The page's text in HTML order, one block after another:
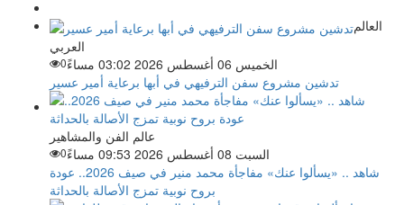
العالم
العربي
الخميس 06 أغسطس 2026 03:02 مساءً
0
تدشين مشروع سفن الترفيهي في أبها برعاية أمير عسير
عالم الفن والمشاهير
السبت 08 أغسطس 2026 09:53 مساءً
0
شاهد .. «يسألوا عنك» مفاجأة محمد منير في صيف 2026.. عودة
بروح نوبية تمزج الأصالة بالحداثة